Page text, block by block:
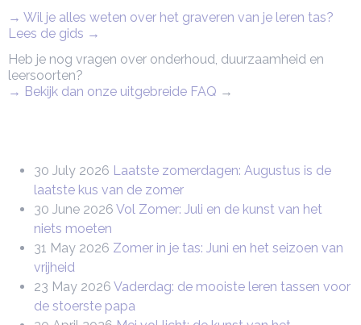
→ Wil je alles weten over het graveren van je leren tas?
Lees de gids →
Heb je nog vragen over onderhoud, duurzaamheid en
leersoorten?
→ Bekijk dan onze uitgebreide FAQ →
30 July 2026 Laatste zomerdagen: Augustus is de
laatste kus van de zomer
30 June 2026 Vol Zomer: Juli en de kunst van het
niets moeten
31 May 2026 Zomer in je tas: Juni en het seizoen van
vrijheid
23 May 2026 Vaderdag: de mooiste leren tassen voor
de stoerste papa